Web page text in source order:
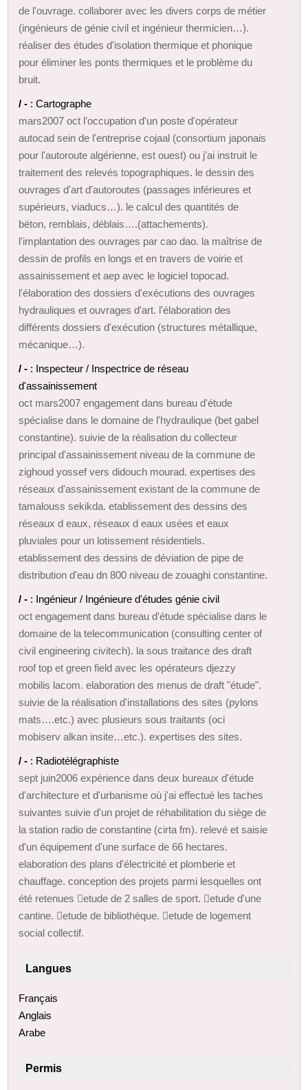
de l'ouvrage. collaborer avec les divers corps de métier
(ingénieurs de génie civil et ingénieur thermicien…).
réaliser des études d'isolation thermique et phonique
pour éliminer les ponts thermiques et le problème du
bruit.
/ - : Cartographe
mars2007 oct l'occupation d'un poste d'opérateur
autocad sein de l'entreprise cojaal (consortium japonais
pour l'autoroute algérienne, est ouest) ou j'ai instruit le
traitement des relevés topographiques. le dessin des
ouvrages d'art d'autoroutes (passages inférieures et
supérieurs, viaducs…). le calcul des quantités de
béton, remblais, déblais….(attachements).
l'implantation des ouvrages par cao dao. la maîtrise de
dessin de profils en longs et en travers de voirie et
assainissement et aep avec le logiciel topocad.
l'élaboration des dossiers d'exécutions des ouvrages
hydrauliques et ouvrages d'art. l'élaboration des
différents dossiers d'exécution (structures métallique,
mécanique…).
/ - : Inspecteur / Inspectrice de réseau
d'assainissement
oct mars2007 engagement dans bureau d'étude
spécialise dans le domaine de l'hydraulique (bet gabel
constantine). suivie de la réalisation du collecteur
principal d'assainissement niveau de la commune de
zighoud yossef vers didouch mourad. expertises des
réseaux d'assainissement existant de la commune de
tamalouss sekikda. etablissement des dessins des
réseaux d eaux, réseaux d eaux usées et eaux
pluviales pour un lotissement résidentiels.
etablissement des dessins de déviation de pipe de
distribution d'eau dn 800 niveau de zouaghi constantine.
/ - : Ingénieur / Ingénieure d'études génie civil
oct engagement dans bureau d'étude spécialise dans le
domaine de la telecommunication (consulting center of
civil engineering civitech). la sous traitance des draft
roof top et green field avec les opérateurs djezzy
mobilis lacom. elaboration des menus de draft "étude".
suivie de la réalisation d'installations des sites (pylons
mats….etc.) avec plusieurs sous traitants (oci
mobiserv alkan insite…etc.). expertises des sites.
/ - : Radiotélégraphiste
sept juin2006 expérience dans deux bureaux d'étude
d'architecture et d'urbanisme où j'ai effectué les taches
suivantes suivie d'un projet de réhabilitation du siège de
la station radio de constantine (cirta fm). relevé et saisie
d'un équipement d'une surface de 66 hectares.
elaboration des plans d'électricité et plomberie et
chauffage. conception des projets parmi lesquelles ont
été retenues etude de 2 salles de sport. etude d'une
cantine. etude de bibliothèque. etude de logement
social collectif.
Langues
Français
Anglais
Arabe
Permis